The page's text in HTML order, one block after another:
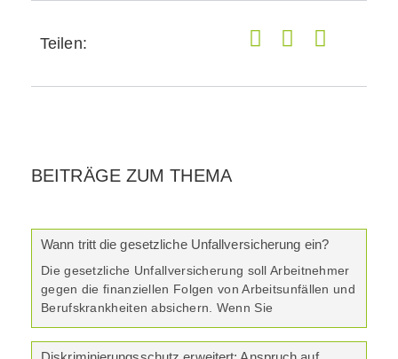
Teilen:
BEITRÄGE ZUM THEMA
Wann tritt die gesetzliche Unfallversicherung ein?
Die gesetzliche Unfallversicherung soll Arbeitnehmer
gegen die finanziellen Folgen von Arbeitsunfällen und
Berufskrankheiten absichern. Wenn Sie